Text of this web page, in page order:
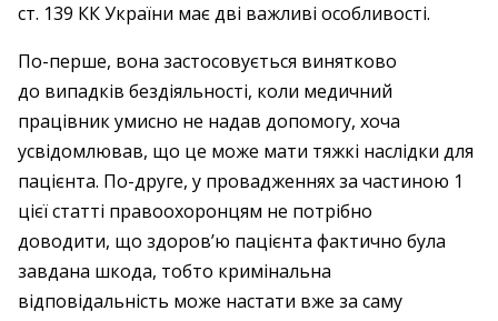
ст. 139 КК України має дві важливі особливості.
По-перше, вона застосовується винятково
до випадків бездіяльності, коли медичний
працівник умисно не надав допомогу, хоча
усвідомлював, що це може мати тяжкі наслідки для
пацієнта. По-друге, у провадженнях за частиною 1
цієї статті правоохоронцям не потрібно
доводити, що здоров’ю пацієнта фактично була
завдана шкода, тобто кримінальна
відповідальність може настати вже за саму